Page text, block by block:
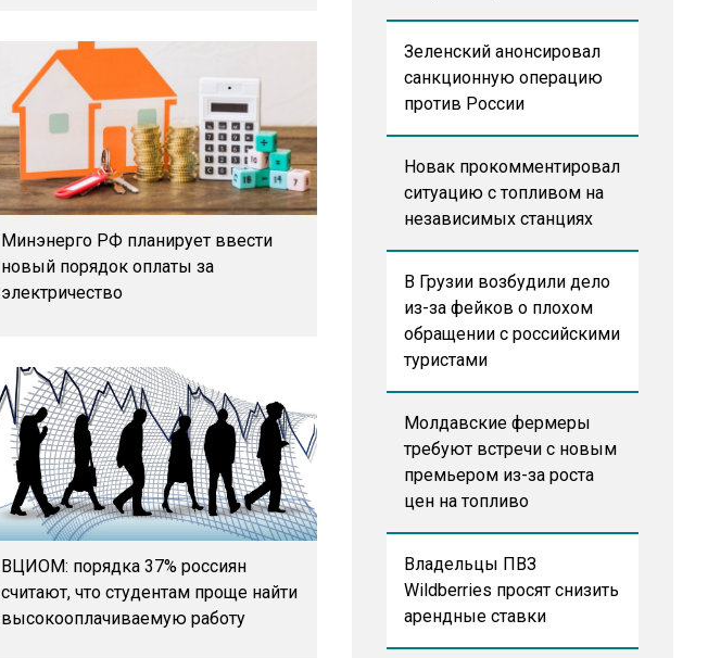
Минэнерго РФ планирует ввести
новый порядок оплаты за
электричество
ВЦИОМ: порядка 37% россиян
считают, что студентам проще найти
высокооплачиваемую работу
Зеленский анонсировал
санкционную операцию
против России
Новак прокомментировал
ситуацию с топливом на
независимых станциях
В Грузии возбудили дело
из-за фейков о плохом
обращении с российскими
туристами
Молдавские фермеры
требуют встречи с новым
премьером из-за роста
цен на топливо
Владельцы ПВЗ
Wildberries просят снизить
арендные ставки